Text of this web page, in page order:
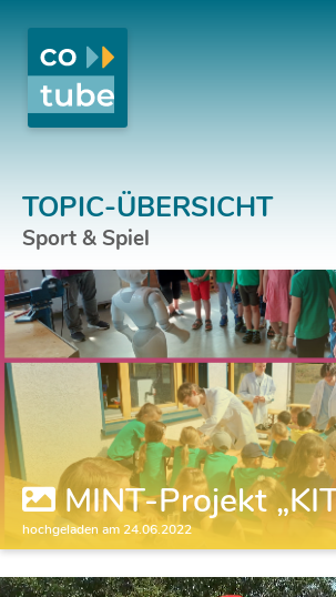
TOPIC-ÜBERSICHT
Sport & Spiel
MINT-Projekt
hochgeladen am 24.06.2022